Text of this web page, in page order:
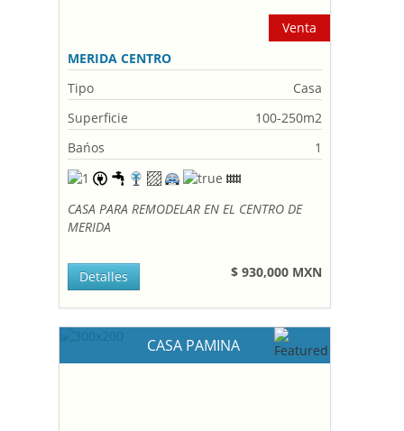
Venta
MERIDA CENTRO
Tipo
Casa
Superficie
100-250m2
Bańos
1
CASA PARA REMODELAR EN EL CENTRO DE
MERIDA
$ 930,000 MXN
Detalles
CASA PAMINA